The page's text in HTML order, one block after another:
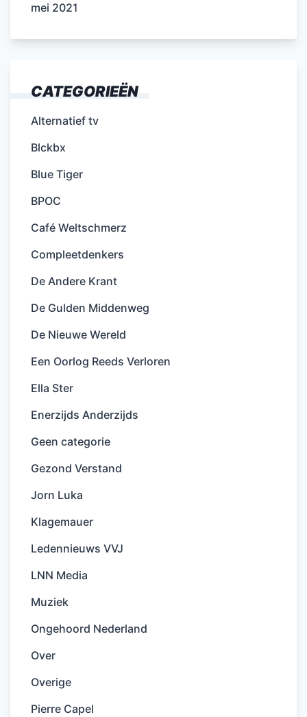
mei 2021
CATEGORIEËN
Alternatief tv
Blckbx
Blue Tiger
BPOC
Café Weltschmerz
Compleetdenkers
De Andere Krant
De Gulden Middenweg
De Nieuwe Wereld
Een Oorlog Reeds Verloren
Ella Ster
Enerzijds Anderzijds
Geen categorie
Gezond Verstand
Jorn Luka
Klagemauer
Ledennieuws VVJ
LNN Media
Muziek
Ongehoord Nederland
Over
Overige
Pierre Capel